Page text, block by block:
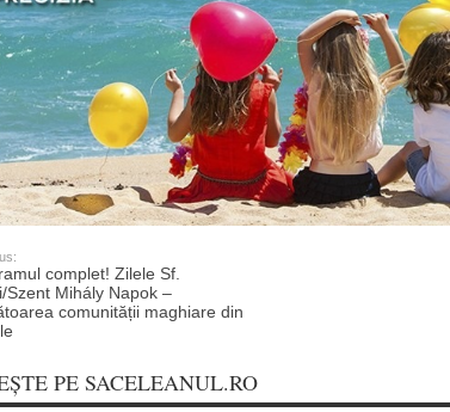
complet! Zilele Sf.
Szent Mihály Napok –
comunității maghiare din
PE SACELEANUL.RO